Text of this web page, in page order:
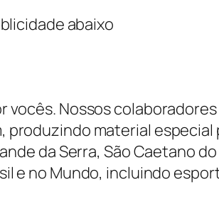
abaixo
vocês. Nossos
produzindo material
da Serra, São Caetano
e no Mundo, incluindo